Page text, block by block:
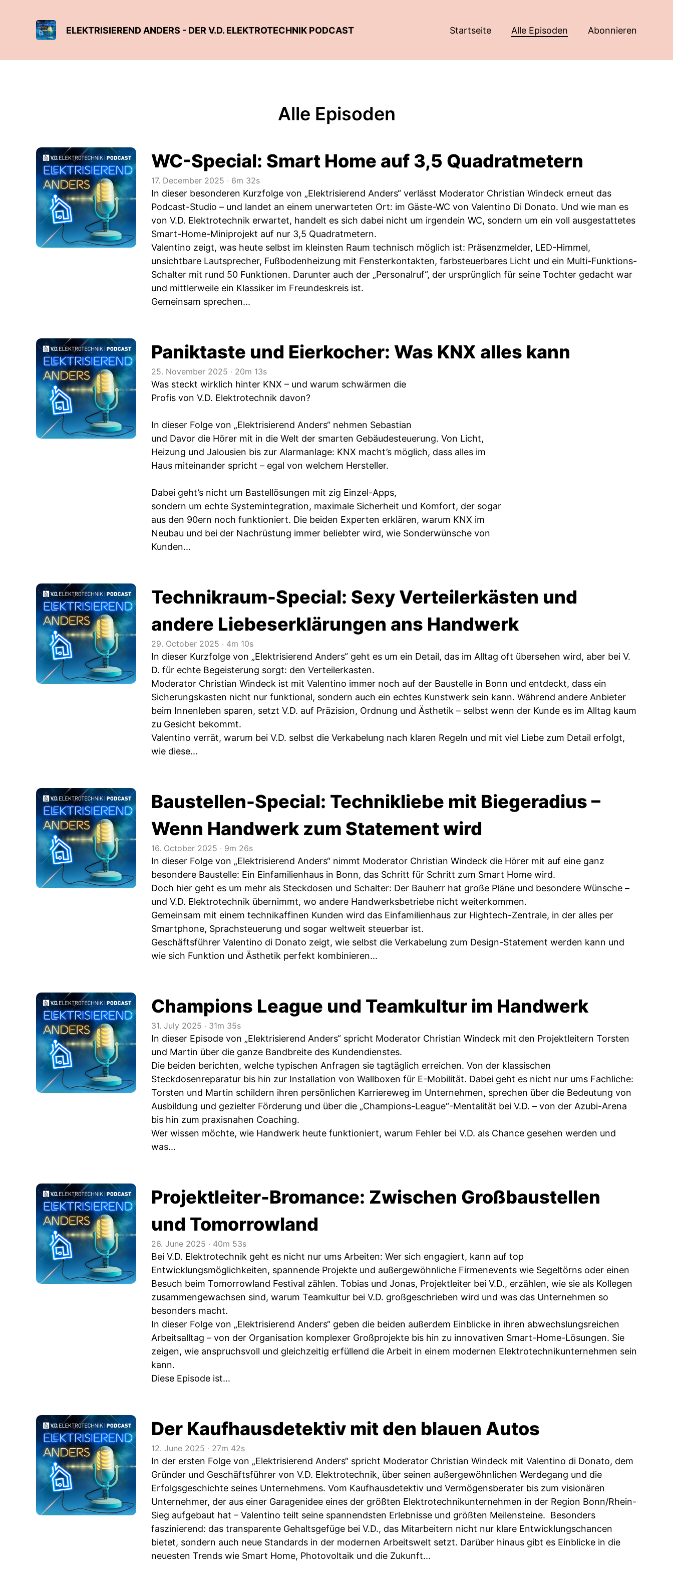
ELEKTRISIEREND ANDERS - DER V.D. ELEKTROTECHNIK PODCAST Startseite Alle Episoden Abonnieren
Alle Episoden
WC-Special: Smart Home auf 3,5 Quadratmetern
17. December 2025 ‧ 6m 32s
In dieser besonderen Kurzfolge von „Elektrisierend Anders“ verlässt Moderator Christian Windeck erneut das
Podcast-Studio – und landet an einem unerwarteten Ort: im Gäste-WC von Valentino Di Donato. Und wie man es
von V.D. Elektrotechnik erwartet, handelt es sich dabei nicht um irgendein WC, sondern um ein voll ausgestattetes
Smart-Home-Miniprojekt auf nur 3,5 Quadratmetern.
Valentino zeigt, was heute selbst im kleinsten Raum technisch möglich ist: Präsenzmelder, LED-Himmel,
unsichtbare Lautsprecher, Fußbodenheizung mit Fensterkontakten, farbsteuerbares Licht und ein Multi-Funktions-
Schalter mit rund 50 Funktionen. Darunter auch der „Personalruf“, der ursprünglich für seine Tochter gedacht war
und mittlerweile ein Klassiker im Freundeskreis ist.
Gemeinsam sprechen...
Paniktaste und Eierkocher: Was KNX alles kann
25. November 2025 ‧ 20m 13s
Was steckt wirklich hinter KNX – und warum schwärmen die
Profis von V.D. Elektrotechnik davon?
In dieser Folge von „Elektrisierend Anders“ nehmen Sebastian
und Davor die Hörer mit in die Welt der smarten Gebäudesteuerung. Von Licht,
Heizung und Jalousien bis zur Alarmanlage: KNX macht’s möglich, dass alles im
Haus miteinander spricht – egal von welchem Hersteller.
Dabei geht’s nicht um Bastellösungen mit zig Einzel-Apps,
sondern um echte Systemintegration, maximale Sicherheit und Komfort, der sogar
aus den 90ern noch funktioniert. Die beiden Experten erklären, warum KNX im
Neubau und bei der Nachrüstung immer beliebter wird, wie Sonderwünsche von
Kunden...
Technikraum-Special: Sexy Verteilerkästen und
andere Liebeserklärungen ans Handwerk
29. October 2025 ‧ 4m 10s
In dieser Kurzfolge von „Elektrisierend Anders“ geht es um ein Detail, das im Alltag oft übersehen wird, aber bei V.
D. für echte Begeisterung sorgt: den Verteilerkasten.
Moderator Christian Windeck ist mit Valentino immer noch auf der Baustelle in Bonn und entdeckt, dass ein
Sicherungskasten nicht nur funktional, sondern auch ein echtes Kunstwerk sein kann. Während andere Anbieter
beim Innenleben sparen, setzt V.D. auf Präzision, Ordnung und Ästhetik – selbst wenn der Kunde es im Alltag kaum
zu Gesicht bekommt.
Valentino verrät, warum bei V.D. selbst die Verkabelung nach klaren Regeln und mit viel Liebe zum Detail erfolgt,
wie diese...
Baustellen-Special: Technikliebe mit Biegeradius –
Wenn Handwerk zum Statement wird
16. October 2025 ‧ 9m 26s
In dieser Folge von „Elektrisierend Anders“ nimmt Moderator Christian Windeck die Hörer mit auf eine ganz
besondere Baustelle: Ein Einfamilienhaus in Bonn, das Schritt für Schritt zum Smart Home wird.
Doch hier geht es um mehr als Steckdosen und Schalter: Der Bauherr hat große Pläne und besondere Wünsche –
und V.D. Elektrotechnik übernimmt, wo andere Handwerksbetriebe nicht weiterkommen.
Gemeinsam mit einem technikaffinen Kunden wird das Einfamilienhaus zur Hightech-Zentrale, in der alles per
Smartphone, Sprachsteuerung und sogar weltweit steuerbar ist.
Geschäftsführer Valentino di Donato zeigt, wie selbst die Verkabelung zum Design-Statement werden kann und
wie sich Funktion und Ästhetik perfekt kombinieren...
Champions League und Teamkultur im Handwerk
31. July 2025 ‧ 31m 35s
In dieser Episode von „Elektrisierend Anders“ spricht Moderator Christian Windeck mit den Projektleitern Torsten
und Martin über die ganze Bandbreite des Kundendienstes.
Die beiden berichten, welche typischen Anfragen sie tagtäglich erreichen. Von der klassischen
Steckdosenreparatur bis hin zur Installation von Wallboxen für E-Mobilität. Dabei geht es nicht nur ums Fachliche:
Torsten und Martin schildern ihren persönlichen Karriereweg im Unternehmen, sprechen über die Bedeutung von
Ausbildung und gezielter Förderung und über die „Champions-League“-Mentalität bei V.D. – von der Azubi-Arena
bis hin zum praxisnahen Coaching.
Wer wissen möchte, wie Handwerk heute funktioniert, warum Fehler bei V.D. als Chance gesehen werden und
was...
Projektleiter-Bromance: Zwischen Großbaustellen
und Tomorrowland
26. June 2025 ‧ 40m 53s
Bei V.D. Elektrotechnik geht es nicht nur ums Arbeiten: Wer sich engagiert, kann auf top
Entwicklungsmöglichkeiten, spannende Projekte und außergewöhnliche Firmenevents wie Segeltörns oder einen
Besuch beim Tomorrowland Festival zählen. Tobias und Jonas, Projektleiter bei V.D., erzählen, wie sie als Kollegen
zusammengewachsen sind, warum Teamkultur bei V.D. großgeschrieben wird und was das Unternehmen so
besonders macht.
In dieser Folge von „Elektrisierend Anders“ geben die beiden außerdem Einblicke in ihren abwechslungsreichen
Arbeitsalltag – von der Organisation komplexer Großprojekte bis hin zu innovativen Smart-Home-Lösungen. Sie
zeigen, wie anspruchsvoll und gleichzeitig erfüllend die Arbeit in einem modernen Elektrotechnikunternehmen sein
kann.
Diese Episode ist...
Der Kaufhausdetektiv mit den blauen Autos
12. June 2025 ‧ 27m 42s
In der ersten Folge von „Elektrisierend Anders“ spricht Moderator Christian Windeck mit Valentino di Donato, dem
Gründer und Geschäftsführer von V.D. Elektrotechnik, über seinen außergewöhnlichen Werdegang und die
Erfolgsgeschichte seines Unternehmens. Vom Kaufhausdetektiv und Vermögensberater bis zum visionären
Unternehmer, der aus einer Garagenidee eines der größten Elektrotechnikunternehmen in der Region Bonn/Rhein-
Sieg aufgebaut hat – Valentino teilt seine spannendsten Erlebnisse und größten Meilensteine. Besonders
faszinierend: das transparente Gehaltsgefüge bei V.D., das Mitarbeitern nicht nur klare Entwicklungschancen
bietet, sondern auch neue Standards in der modernen Arbeitswelt setzt. Darüber hinaus gibt es Einblicke in die
neuesten Trends wie Smart Home, Photovoltaik und die Zukunft...